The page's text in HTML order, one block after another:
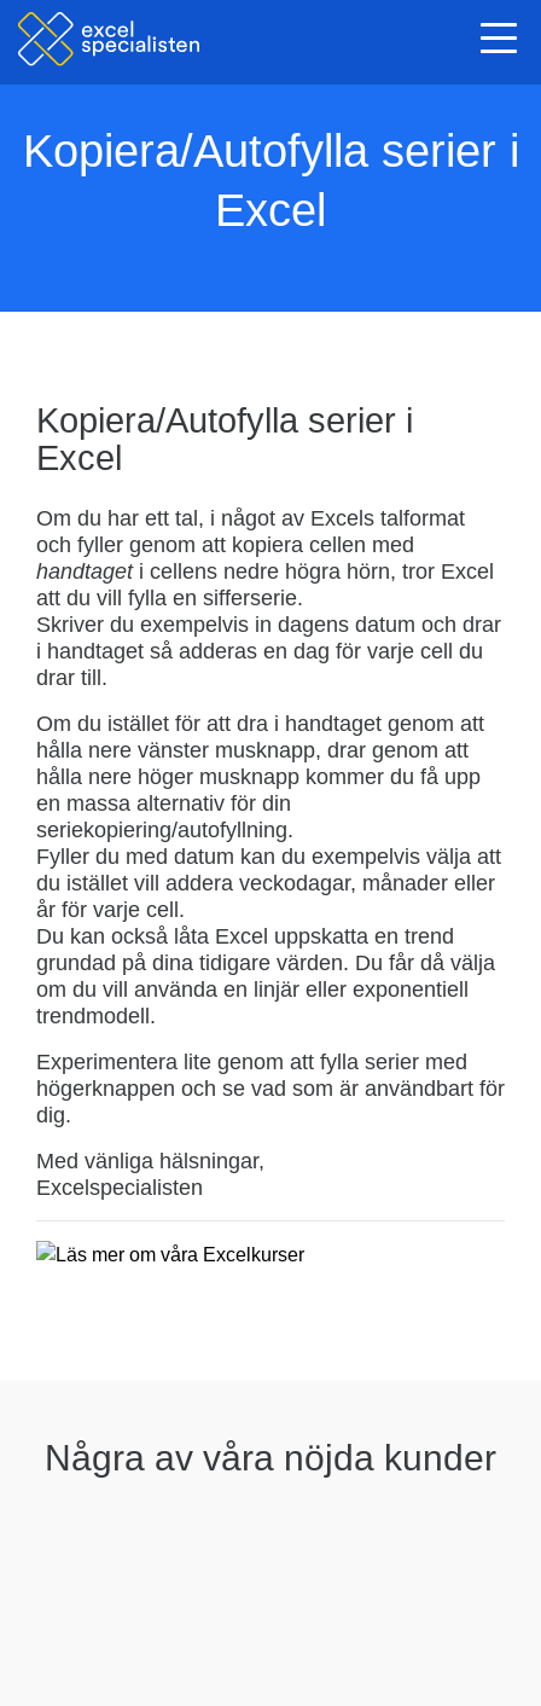
Kopiera/Autofylla serier i
Excel
Kopiera/Autofylla serier i
Excel
Om du har ett tal, i något av Excels talformat
och fyller genom att kopiera cellen med
handtageti cellens nedre högra hörn, tror Excel
att du vill fylla en sifferserie.
Skriver du exempelvis in dagens datum och drar
i handtaget så adderas en dag för varje cell du
drar till.
Om du istället för att dra i handtaget genom att
hålla nere vänster musknapp, drar genom att
hålla nere höger musknapp kommer du få upp
en massa alternativ för din
seriekopiering/autofyllning.
Fyller du med datum kan du exempelvis välja att
du istället vill addera veckodagar, månader eller
år för varje cell.
Du kan också låta Excel uppskatta en trend
grundad på dina tidigare värden. Du får då välja
om du vill använda en linjär eller exponentiell
trendmodell.
Experimentera lite genom att fylla serier med
högerknappen och se vad som är användbart för
dig.
Med vänliga hälsningar,
Excelspecialisten
Några av våra nöjda kunder